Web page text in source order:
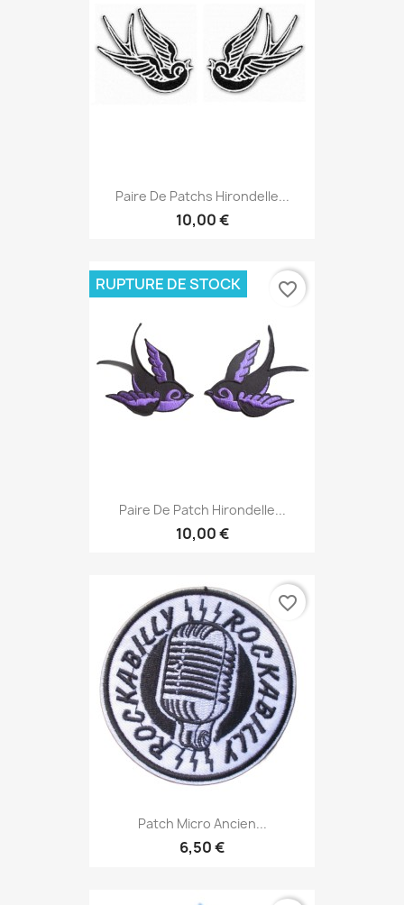
Paire De Patchs Hirondelle...
10,00 €
Paire De Patch Hirondelle...
10,00 €
RUPTURE DE STOCK favorite_border
Patch Micro Ancien...
6,50 €
favorite_border